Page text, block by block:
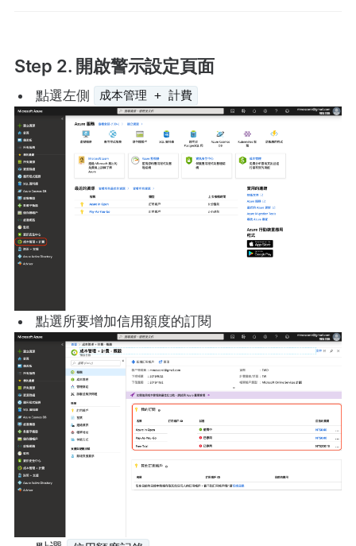
Step 2. 開啟警示設定頁面
點選左側 成本管理 + 計費
點選所要增加信用額度的訂閱